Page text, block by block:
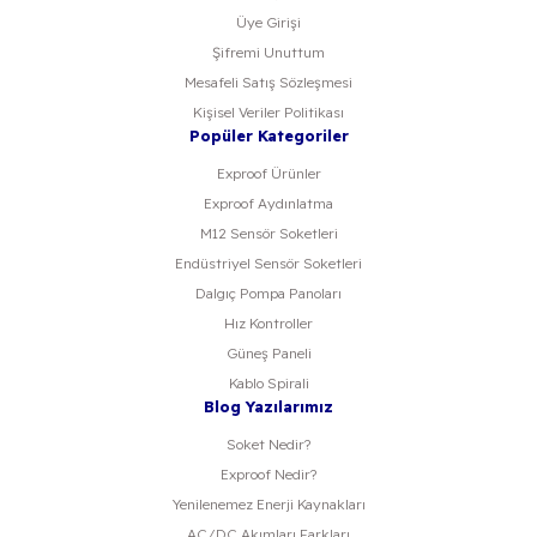
Üye Girişi
Şifremi Unuttum
Mesafeli Satış Sözleşmesi
Kişisel Veriler Politikası
Popüler Kategoriler
Exproof Ürünler
Exproof Aydınlatma
M12 Sensör Soketleri
Endüstriyel Sensör Soketleri
Dalgıç Pompa Panoları
Hız Kontroller
Güneş Paneli
Kablo Spirali
Blog Yazılarımız
Soket Nedir?
Exproof Nedir?
Yenilenemez Enerji Kaynakları